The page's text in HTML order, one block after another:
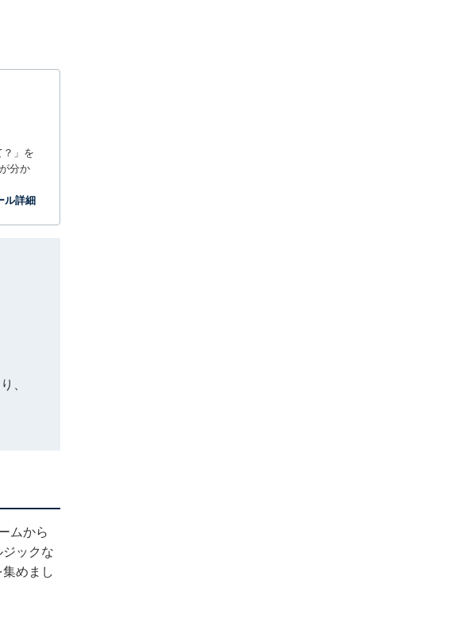
？」を
分か
ル詳細
、
ムから
ックな
めまし